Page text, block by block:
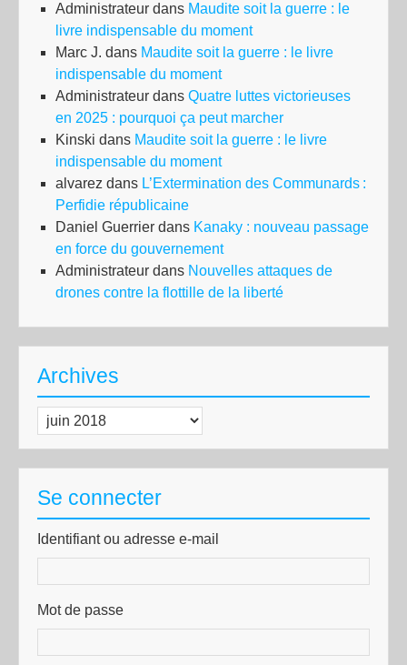
Administrateur dans Maudite soit la guerre : le
livre indispensable du moment
Marc J. dans Maudite soit la guerre : le livre
indispensable du moment
Administrateur dans Quatre luttes victorieuses
en 2025 : pourquoi ça peut marcher
Kinski dans Maudite soit la guerre : le livre
indispensable du moment
alvarez dans L’Extermination des Communards :
Perfidie républicaine
Daniel Guerrier dans Kanaky : nouveau passage
en force du gouvernement
Administrateur dans Nouvelles attaques de
drones contre la flottille de la liberté
Archives
Archives
Se connecter
Identifiant ou adresse e-mail
Mot de passe